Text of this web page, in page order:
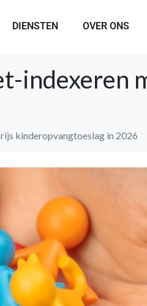
DIENSTEN OVER ONS
indexeren
kinderopvangtoeslag in 2026